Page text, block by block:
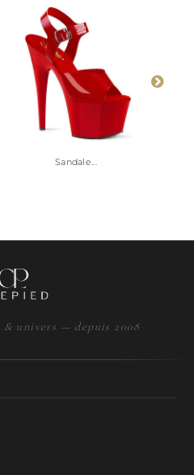
Sandale...
& univers — depuis 2008